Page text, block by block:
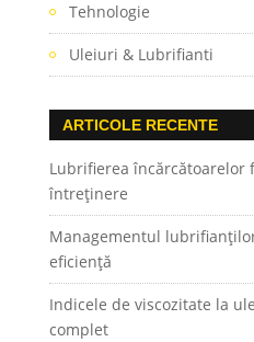
Tehnologie
Uleiuri & Lubrifianti
ARTICOLE RECENTE
Lubrifierea încărcătoarelor
întreținere
Managementul
eficiență
Indicele de viscozitate la
complet